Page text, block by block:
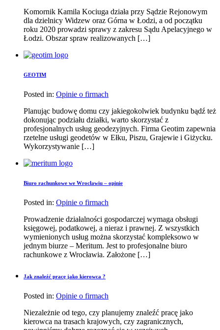
Komornik Kamila Kociuga działa przy Sądzie Rejonowym
dla dzielnicy Widzew oraz Górna w Łodzi, a od początku
roku 2020 prowadzi sprawy z zakresu Sądu Apelacyjnego w
Łodzi. Obszar spraw realizowanych […]
GEOTIM
Posted in: Opinie o firmach
Planując budowę domu czy jakiegokolwiek budynku bądź też
dokonując podziału działki, warto skorzystać z
profesjonalnych usług geodezyjnych. Firma Geotim zapewnia
rzetelne usługi geodetów w Ełku, Piszu, Grajewie i Giżycku.
Wykorzystywanie […]
Biuro rachunkowe we Wrocławiu – opinie
Posted in: Opinie o firmach
Prowadzenie działalności gospodarczej wymaga obsługi
księgowej, podatkowej, a nieraz i prawnej. Z wszystkich
wymienionych usług można skorzystać kompleksowo w
jednym biurze – Meritum. Jest to profesjonalne biuro
rachunkowe z Wrocławia. Założone […]
Jak znaleźć pracę jako kierowca ?
Posted in: Opinie o firmach
Niezależnie od tego, czy planujemy znaleźć pracę jako
kierowca na trasach krajowych, czy zagranicznych,